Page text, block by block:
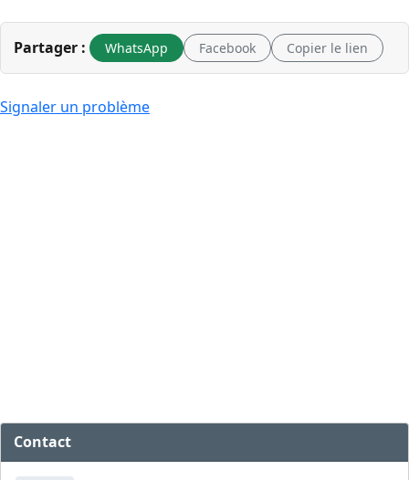
Partager : WhatsApp Facebook Copier le lien
Signaler un problème
Contact